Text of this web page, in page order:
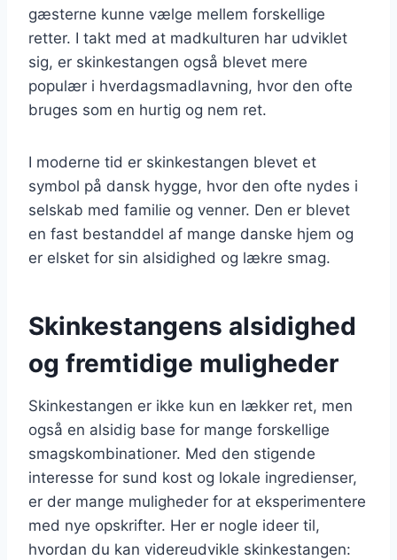
gæsterne kunne vælge mellem forskellige
retter. I takt med at madkulturen har udviklet
sig, er skinkestangen også blevet mere
populær i hverdagsmadlavning, hvor den ofte
bruges som en hurtig og nem ret.
I moderne tid er skinkestangen blevet et
symbol på dansk hygge, hvor den ofte nydes i
selskab med familie og venner. Den er blevet
en fast bestanddel af mange danske hjem og
er elsket for sin alsidighed og lækre smag.
Skinkestangens alsidighed
og fremtidige muligheder
Skinkestangen er ikke kun en lækker ret, men
også en alsidig base for mange forskellige
smagskombinationer. Med den stigende
interesse for sund kost og lokale ingredienser,
er der mange muligheder for at eksperimentere
med nye opskrifter. Her er nogle ideer til,
hvordan du kan videreudvikle skinkestangen: